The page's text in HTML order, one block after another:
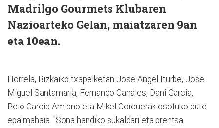
Madrilgo Gourmets Klubaren
Nazioarteko Gelan, maiatzaren 9an
eta 10ean.
Horrela, Bizkaiko txapelketan Jose Angel Iturbe, Jose
Miguel Santamaria, Fernando Canales, Dani Garcia,
Peio Garcia Amiano eta Mikel Corcuerak osotuko dute
epaimahaia. "Sona handiko sukaldari eta prentsa